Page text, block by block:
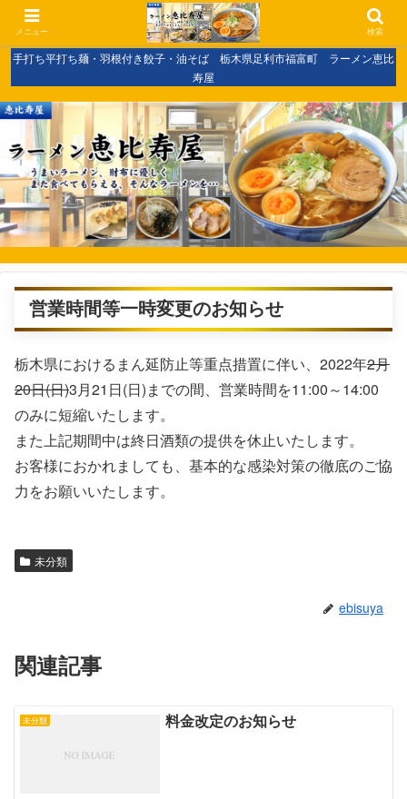
手打ち平打ち麺・羽根付き餃子・油そば 栃木県足利市福富町 ラーメン恵比
寿屋
営業時間等一時変更のお知らせ
栃木県におけるまん延防止等重点措置に伴い、2022年2月
20日(日)3月21日(日)までの間、営業時間を11:00～14:00
のみに短縮いたします。
また上記期間中は終日酒類の提供を休止いたします。
お客様におかれましても、基本的な感染対策の徹底のご協
力をお願いいたします。
未分類
ebisuya
関連記事
未分類 料金改定のお知らせ
メニュー 検索